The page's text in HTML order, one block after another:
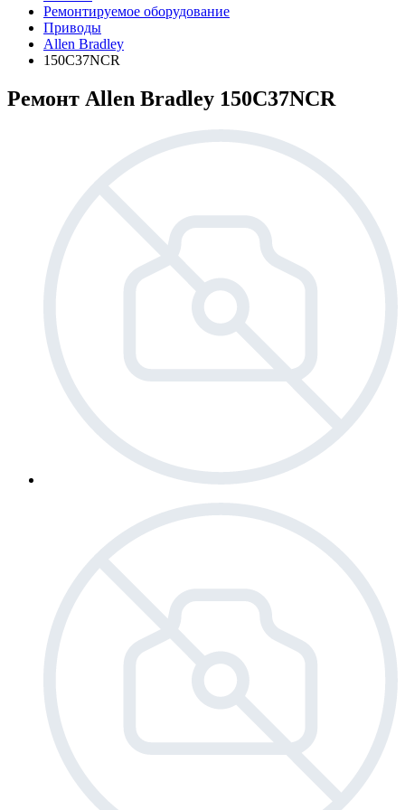
Ремонтируемое оборудование
Приводы
Allen Bradley
150C37NCR
Ремонт Allen Bradley 150C37NCR